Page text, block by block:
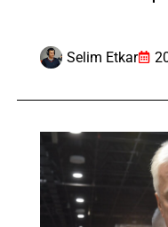
Selim Etkar